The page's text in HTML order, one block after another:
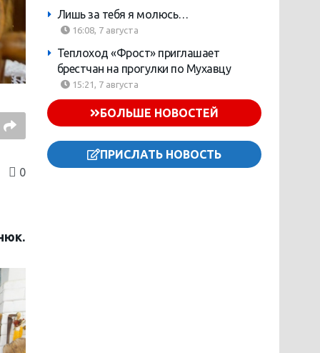
0
Лишь за тебя я молюсь…
16:08, 7 августа
Теплоход «Фрост» приглашает
брестчан на прогулки по Мухавцу
15:21, 7 августа
БОЛЬШЕ НОВОСТЕЙ
ПРИСЛАТЬ НОВОСТЬ